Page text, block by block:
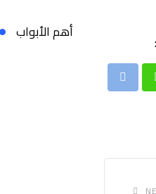
Print
أهم الأبواب